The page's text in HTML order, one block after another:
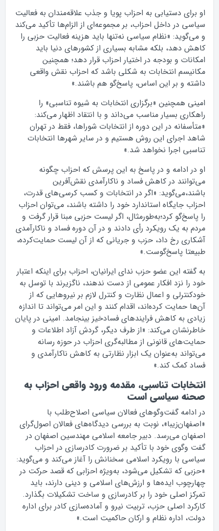
او برای دستیابی به احزاب پویا و جذب علاقه‌مندان به فعالیت
سیاسی در داخل احزاب، بر مجموعه‌ای از الزام‌ها تأکید می‌کند
و می‌گوید: «نظام سیاسی نه‌تنها باید هزینه‌ فعالیت حزبی را
کاهش دهد، بلکه مشابه بسیاری از کشورهای دنیا باید
امکانات و بودجه در اختیار احزاب قرار دهد؛ همچنین
مکانیسم انتخابات به شکلی باشد که احزاب نقش واقعی
داشته و بر این اساس، پاسخ‌گو هم باشند.»
امینی همچنین «برگزاری انتخابات به شیوه‌ تناسبی» را
راهکاری بسیار مناسب می‌داند و با انتقاد اظهار می‌کند:
«متأسفانه در این دوره از انتخابات شوراها، فقط در تهران
شاهد اجرای این روش هستیم و در سایر شهرها انتخابات
تناسبی اجرا نخواهد شد.»
او در ادامه و در پاسخ به این پرسش که احزاب چگونه
می‌توانند در کاهش فساد و ناکارآمدی نقش‌آفرین
باشند،می‌گوید: «اگر در انتخابات و کسب کرسی‌های قدرت،
احزاب جایگاه استاندارد خود را داشته باشند، می‌توان احزاب
را پاسخ‌گو کرد؛به‌طورمثال، اگر لیست حزبی مبنا قرار گرفت و
مردم به یک رویکرد رأی دادند و در آن دوره فساد و ناکارآمدی
آشکاری رخ داد، حزب و جریانی که از آن لیست حمایت‌کرده،
طبیعتا پاسخ‌گوست.»
به گفته‌ این عضو حزب ندای ایرانیان، احزاب برای اینکه اعتبار
خود را نزد افکار عمومی از دست ندهند، ناگزیرند با توسل به
خودکنترلی و اعمال نظارت و کنترل لازم بر نیروهایی که از
آن‌ها حمایت کرده‌اند، اقدام کنند و این امر می‌تواند تا اندازه
زیادی به کاهش فرایندهای فسادخیز بینجامد. امینی در پایان
خاطرنشان می‌کند: «از طرف دیگر، گردش آزاد اطلاعات و
حمایت‌های قانونی از مطالبه‌گری احزاب در حوزه‌ رسانه
می‌تواند به‌عنوان یک ابزار نظارتی به کاهش ناکارآمدی و
فساد کمک کند.»
انتخابات تناسبی، مقدمه ورود واقعی احزاب به
صحنه سیاسی است
در ادامه گفت‌وگوهای فعالان سیاسی اصلاح‌طلب با
«اصفهان‌زیبا»، نوبت به بررسی دیدگاه‌های فعالان اصول‌گرای
اصفهان می‌رسد. دبیر جامعه اسلامی مهندسین اصفهان در
گفت وگوی خود با تأکید بر ضرورت کادرسازی در احزاب
سیاسی با رویکرد اسلامی سخنانش را آغاز می‌کند و می‌گوید:
«حزبی که تشکیل می‌شود، به‌ویژه احزابی که قصد حرکت در
چهارچوب ایده‌ها و ارزش‌های اسلامی و دینی دارند، باید
تمرکز اصلی خود را بر کادرسازی و ساخت تشکیلات بگذارد.
کارکرد اصلی حزب، تربیت نیرو و آماده‌سازی کادر برای اداره
دولت، اداره نظام و ارکان حاکمیت است.»